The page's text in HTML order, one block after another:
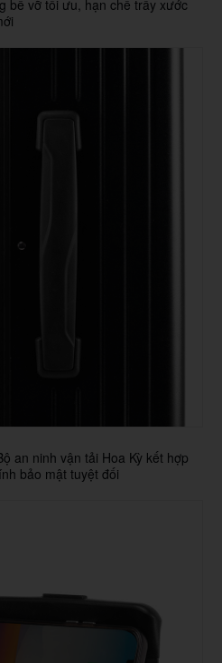
bể vỡ tối ưu, hạn chế trầy xước
an ninh vận tải Hoa Kỳ kết hợp
bảo mật tuyệt đối